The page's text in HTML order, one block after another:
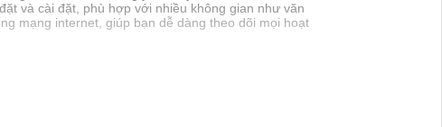
và cài đặt, phù hợp với nhiều không gian như văn
mạng internet, giúp bạn dễ dàng theo dõi mọi hoạt